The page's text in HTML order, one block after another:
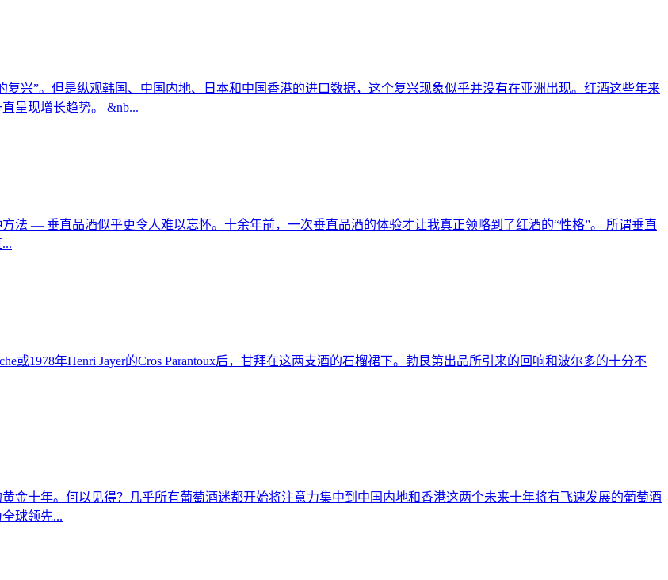
兴”。但是纵观韩国、中国内地、日本和中国香港的进口数据，这个复兴现象似乎并没有在亚洲出现。红酒这些年来
呈现增长趋势。 &nb...
法 — 垂直品酒似乎更令人难以忘怀。十余年前，一次垂直品酒的体验才让我真正领略到了红酒的“性格”。 所谓垂直
或1978年Henri Jayer的Cros Parantoux后，甘拜在这两支酒的石榴裙下。勃艮第出品所引来的回响和波尔多的十分不
金十年。何以见得？几乎所有葡萄酒迷都开始将注意力集中到中国内地和香港这两个未来十年将有飞速发展的葡萄酒
球领先...